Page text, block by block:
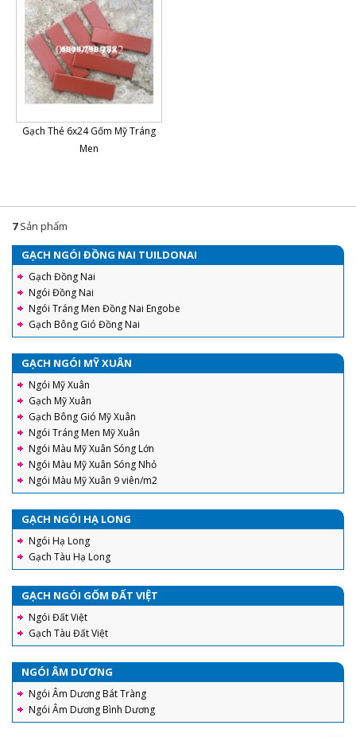
Gạch Thẻ 6x24 Gốm Mỹ Tráng
Men
7Sản phẩm
GẠCH NGÓI ĐỒNG NAI TUILDONAI
Gạch Đồng Nai
Ngói Đồng Nai
Ngói Tráng Men Đồng Nai Engobe
Gạch Bông Gió Đồng Nai
GẠCH NGÓI MỸ XUÂN
Ngói Mỹ Xuân
Gạch Mỹ Xuân
Gạch Bông Gió Mỹ Xuân
Ngói Tráng Men Mỹ Xuân
Ngói Màu Mỹ Xuân Sóng Lớn
Ngói Màu Mỹ Xuân Sóng Nhỏ
Ngói Màu Mỹ Xuân 9 viên/m2
GẠCH NGÓI HẠ LONG
Ngói Hạ Long
Gạch Tàu Hạ Long
GẠCH NGÓI GỐM ĐẤT VIỆT
Ngói Đất Việt
Gạch Tàu Đất Việt
NGÓI ÂM DƯƠNG
Ngói Âm Dương Bát Tràng
Ngói Âm Dương Bình Dương